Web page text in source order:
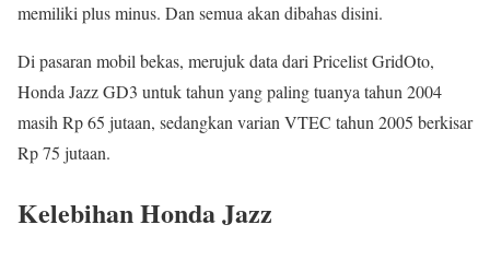
memiliki plus minus. Dan semua akan dibahas disini.
Di pasaran mobil bekas, merujuk data dari Pricelist GridOto,
Honda Jazz GD3 untuk tahun yang paling tuanya tahun 2004
masih Rp 65 jutaan, sedangkan varian VTEC tahun 2005 berkisar
Rp 75 jutaan.
Kelebihan Honda Jazz